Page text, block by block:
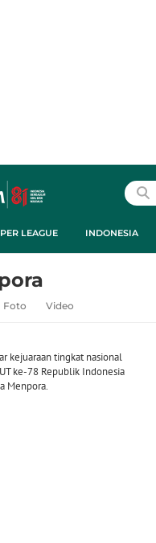
LEAGUE INDONESIA
Foto Video
kejuaraan tingkat nasional
ke-78 Republik Indonesia
Menpora.